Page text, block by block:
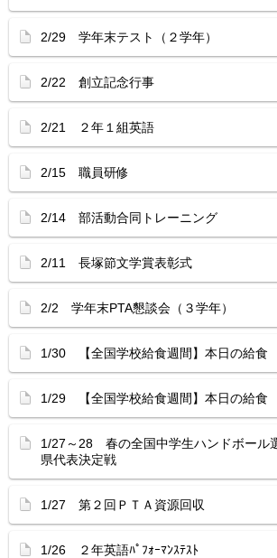
2/29 学年末テスト（２学年）
2/22 創立記念行事
2/21 ２年１組英語
2/15 職員研修
2/14 部活動合同トレーニング
2/11 長塚節文学賞表彰式
2/2 学年末PTA懇談会（３学年）
1/30 【全国学校給食週間】本日の給食
1/29 【全国学校給食週間】本日の給食
1/27～28 春の全国中学生ハンドボール
県代表決定戦
1/27 第２回ＰＴＡ資源回収
1/26 ２年英語ﾊﾟﾌｫｰﾏﾝｽﾃｽﾄ